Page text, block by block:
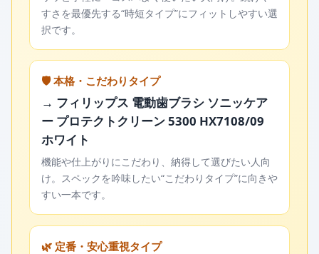
すさを最優先する“時短タイプ”にフィットしやすい選
択です。
🛡️ 本格・こだわりタイプ
→ フィリップス 電動歯ブラシ ソニッケア
ー プロテクトクリーン 5300 HX7108/09
ホワイト
機能や仕上がりにこだわり、納得して選びたい人向
け。スペックを吟味したい“こだわりタイプ”に向きや
すい一本です。
🌿 定番・安心重視タイプ